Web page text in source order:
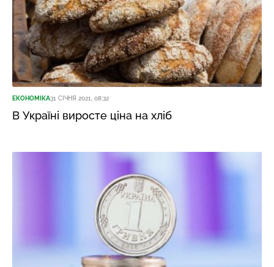
ЕКОНОМІКА31 СІЧНЯ 2021, 08:32
В Україні виросте ціна на хліб